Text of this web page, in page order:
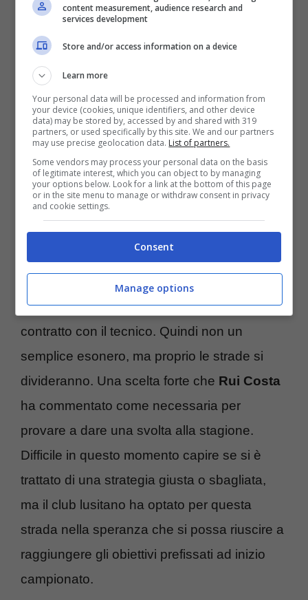
sicuramente deluso tanto che la società ha
optato per un
ribaltone in panchina
soluzione possibile per provare a cambiare
passo e naturalmente cercare di risalire la
classifica. Naturalmente poi l’ultima parola
spetta al campo e vedremo se la scelta fatta
è quella giusta oppure no.
Benfica ha deciso di esonerare
per cercare di cambiare passo dopo un inizio
non sicuramente facile. Le difficoltà sono
state diverse e si è preferito non continuare
insieme erescindereimprovvisamente il
contratto con il tecnico. Quindi non un
semplice esonero, ma proprio le strade si
divideranno. Una scelta forte che Rui Costa
ha commentato come necessaria per
provare a dare una svolta alla stagione.
Difficile in questo momento capire se si è
trattato di una strategia giusta o sbagliata,
ma il club lusitano ha optato per questa
strada nella speranza che si possa riuscire a
raggiungere gli obiettivi prefissati ad inizio
campionato.
content measurement, audience research and
services development
Store and/or access information on a device
Learn more
Your personal data will be processed and information from
your device (cookies, unique identifiers, and other device
data) may be stored by, accessed by and shared with 319
partners, or used specifically by this site. We and our partners
may use precise geolocation data. List of partners.
Some vendors may process your personal data on the basis
of legitimate interest, which you can object to by managing
your options below. Look for a link at the bottom of this page
or in the site menu to manage or withdraw consent in privacy
and cookie settings.
Consent
Manage options